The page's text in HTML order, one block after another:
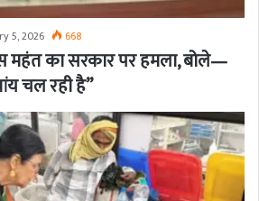
5, 2026 668
महंत का सरकार पर हमला, बोले—
चल रही है”